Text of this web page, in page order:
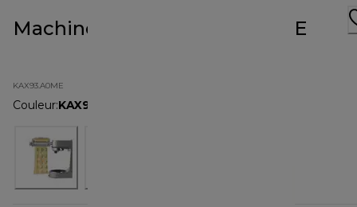
Machine à ravioli KAX93.A0ME
KAX93.A0ME
Couleur:KAX93.A0ME